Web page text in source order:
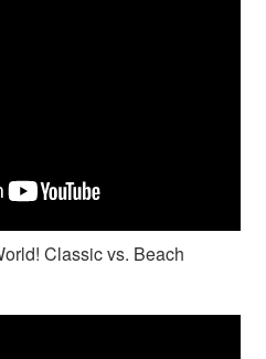
Classic vs. Beach